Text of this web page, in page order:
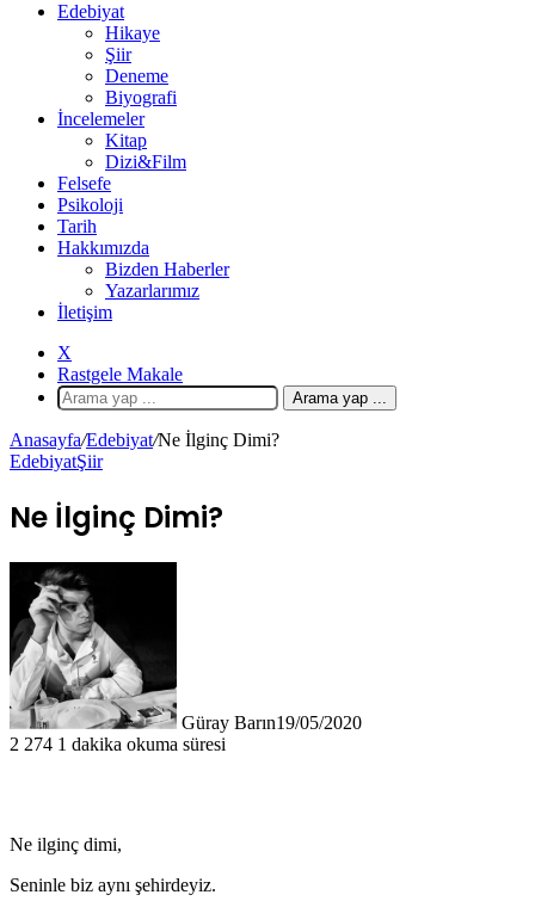
Edebiyat
Hikaye
Şiir
Deneme
Biyografi
İncelemeler
Kitap
Dizi&Film
Felsefe
Psikoloji
Tarih
Hakkımızda
Bizden Haberler
Yazarlarımız
İletişim
X
Rastgele Makale
Arama yap ...
Anasayfa/Edebiyat/Ne İlginç Dimi?
EdebiyatŞiir
Ne İlginç Dimi?
Güray Barın19/05/2020
2 274 1 dakika okuma süresi
Ne ilginç dimi,
Seninle biz aynı şehirdeyiz.